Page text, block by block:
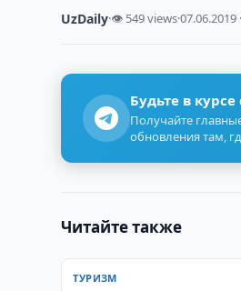
UzDaily·👁 549 views·07.06.2019
Будьте в
Получайте
обновления там,
Читайте также
ТУРИЗМ